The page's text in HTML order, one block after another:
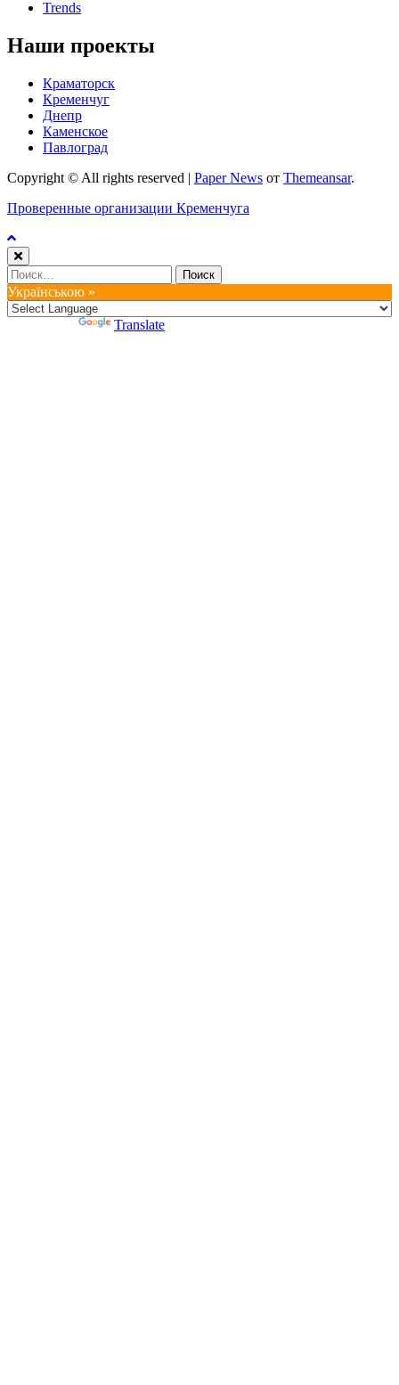
Trends
Наши проекты
Краматорск
Кременчуг
Днепр
Каменское
Павлоград
Copyright © All rights reserved | Paper News от Themeansar.
Проверенные организации Кременчуга
Найти:
Українською »
Translate